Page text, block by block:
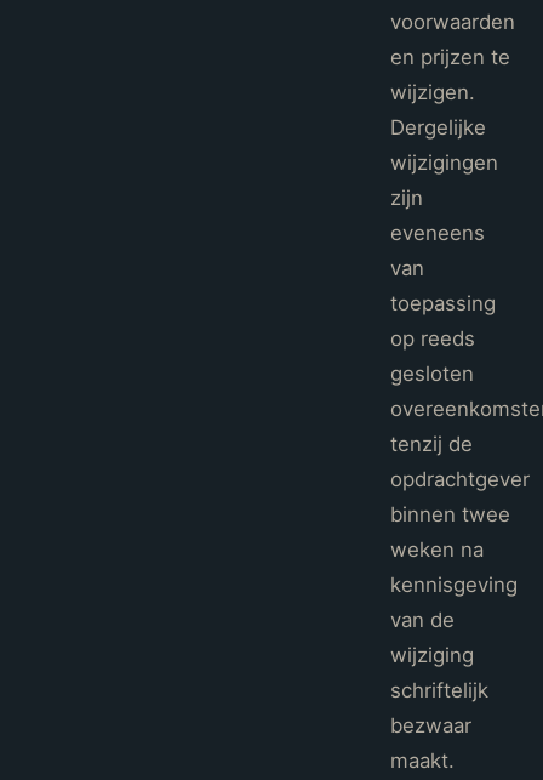
voorwaarden
en prijzen te
wijzigen.
Dergelijke
wijzigingen
zijn
eveneens
van
toepassing
op reeds
gesloten
tenzij de
opdrachtgever
binnen twee
weken na
kennisgeving
van de
wijziging
schriftelijk
bezwaar
maakt.